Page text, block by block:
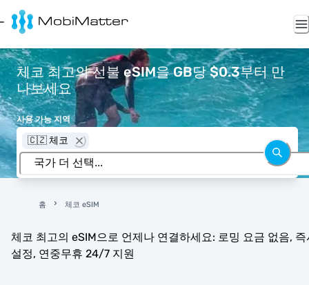
체코 최고의 선불 eSIM을 GB당 $0.3부터 만
나보세요
사용 가능 지역
🇨🇿 체코
홈 체코 eSIM
체코 최고의 eSIM으로 언제나 연결하세요: 로밍 요금 없음, 즉
설정, 연중무휴 24/7 지원